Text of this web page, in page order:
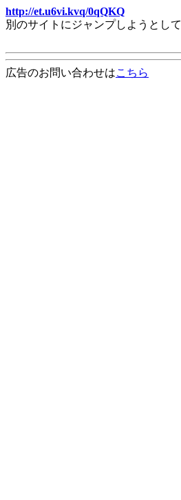
http://et.u6vi.kvq/0qQKQ
別のサイトにジャンプしようとし
広告のお問い合わせはこちら